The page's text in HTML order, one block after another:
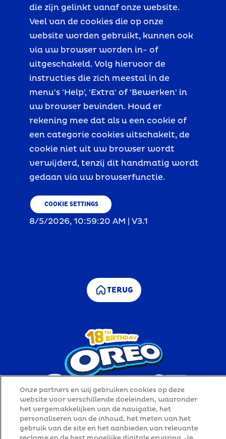
die zijn gelinkt vanaf onze website.
Veel van de cookies die op onze
website worden gebruikt, kunnen ook
via uw browser worden in- of
uitgeschakeld. Volg hiervoor de
instructies die zich meestal in de
menu's 'Help', 'Extra' of 'Bewerken' in
uw browser bevinden. Houd er
rekening mee dat als u een cookie of
een categorie cookies uitschakelt, de
cookie niet uit uw browser wordt
verwijderd, tenzij dit handmatig wordt
gedaan via uw browserfunctie.
COOKIE SETTINGS
8/5/2026, 10:59:20 AM V3.1
TERUG
Privacyverklaring
Onze partners en wij gebruiken cookies op deze
website voor verschillende doeleinden, waaronder
het vergemakkelijken van de navigatie, het
personaliseren van de inhoud, het meten van het
gebruik van de site en het aanbieden van relevante